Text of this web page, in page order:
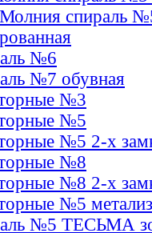
спираль
№6
№7 обувная
№3
№5
№5 2-х
№8
№8 2-х
№5
№5 ТЕСЬМА